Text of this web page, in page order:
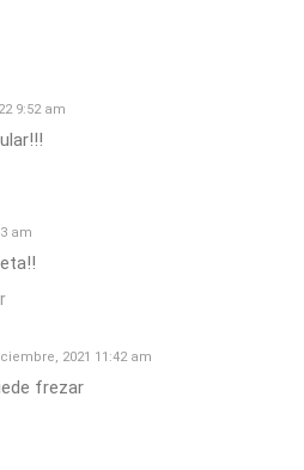
9:52 am
am
2021 11:42 am
frezar